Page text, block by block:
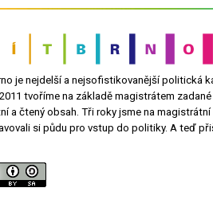
je nejdelší a nejsofistikovanější politická
tvoříme na základě magistrátem
a čtený obsah. Tři roky jsme na
si půdu pro vstup do politiky. A teď